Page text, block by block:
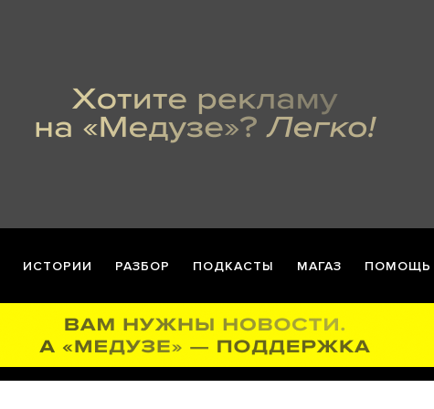
ИСТОРИИ РАЗБОР ПОДКАСТЫ МАГАЗ ПОМОЩЬ